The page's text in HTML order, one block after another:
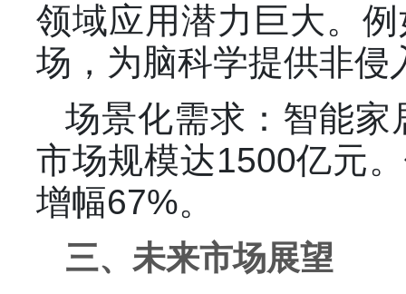
领域应用潜力巨大。
场，为脑科学提供非侵
场景化需求：智能
市场规模达1500亿元
增幅67%。
三、未来市场展望